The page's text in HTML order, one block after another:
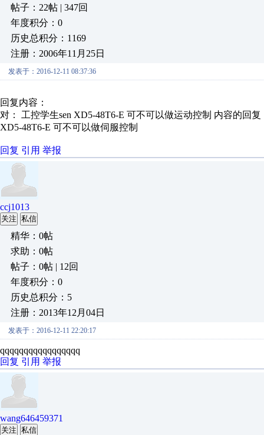
帖子：22帖 | 347回
年度积分：0
历史总积分：1169
注册：2006年11月25日
发表于：2016-12-11 08:37:36
回复内容：
对： 工控学生sen XD5-48T6-E 可不可以做运动控制 内容的回复
XD5-48T6-E 可不可以做伺服控制
回复 引用 举报
ccj1013
关注 私信
精华：0帖
求助：0帖
帖子：0帖 | 12回
年度积分：0
历史总积分：5
注册：2013年12月04日
发表于：2016-12-11 22:20:17
qqqqqqqqqqqqqqqqq
回复 引用 举报
wang646459371
关注 私信